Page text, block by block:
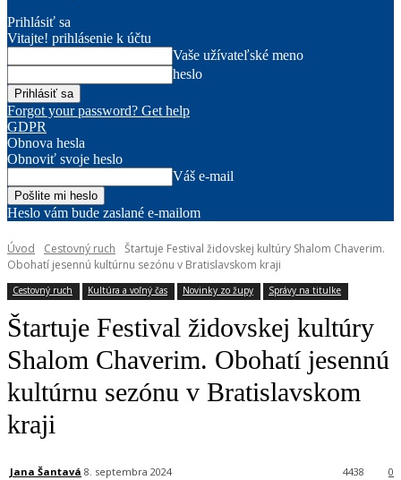
Prihlásiť sa
Vitajte! prihlásenie k účtu
Vaše užívateľské meno
heslo
Forgot your password? Get help
GDPR
Obnova hesla
Obnoviť svoje heslo
Váš e-mail
Heslo vám bude zaslané e-mailom
Úvod Cestovný ruch
Štartuje Festival židovskej kultúry Shalom Chaverim.
Obohatí jesennú kultúrnu sezónu v Bratislavskom kraji
Cestovný ruch Kultúra a voľný čas Novinky zo župy Správy na titulke
Štartuje Festival židovskej kultúry
Shalom Chaverim. Obohatí jesennú
kultúrnu sezónu v Bratislavskom
kraji
Jana Šantavá 8. septembra 2024 0
4438